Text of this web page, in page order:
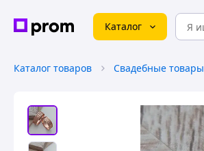
Каталог
Каталог товаров Свадебные товары